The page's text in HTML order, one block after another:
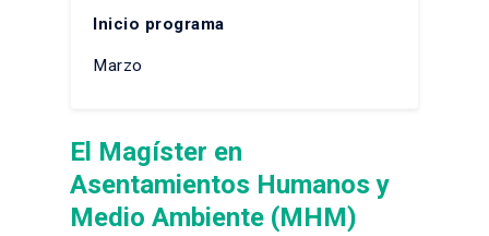
Inicio programa
Marzo
El Magíster en
Asentamientos Humanos y
Medio Ambiente (MHM)